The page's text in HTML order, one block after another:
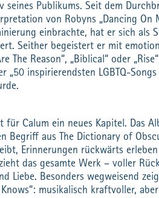
seines Publikums. Seit dem
von Robyns „Dancing On
einbrachte, hat er sich als
Seither begeistert er mit
The Reason“, „Biblical“ oder
„50 inspirierendsten LGBTQ-
für Calum ein neues Kapitel. Das
Begriff aus The Dictionary of
Erinnerungen rückwärts
das gesamte Werk – voller
Liebe. Besonders wegweisend
musikalisch kraftvoller,